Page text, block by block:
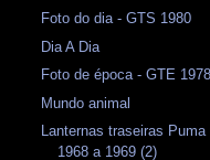
Foto do dia - GTS 1980
Dia A Dia
Foto de época - GTE 1978
Mundo animal
Lanternas traseiras Puma
1968 a 1969 (2)